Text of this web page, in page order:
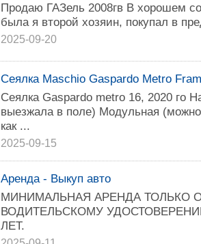
Продаю ГАЗель 2008гв В хорошем
была я второй хозяин, покупал в
2025-09-20
Сеялка Maschio Gaspardo Metro
Сеялкa Gаsрardo metrо 16, 2020 го
выезжaлa в пoлe) Moдульнaя
кaк ...
2025-09-15
Аренда - Выкуп авто
МИНИМАЛЬНАЯ АРЕНДА ТОЛЬКО
ВОДИТЕЛЬСКОМУ
ЛЕТ.